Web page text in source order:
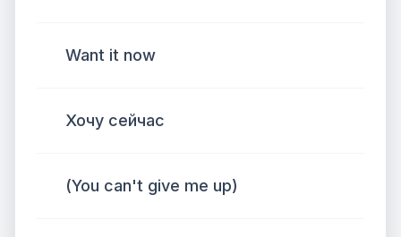
Want it now
Хочу сейчас
(You can't give me up)